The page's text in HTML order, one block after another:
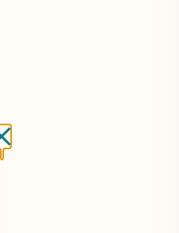
Close without saving